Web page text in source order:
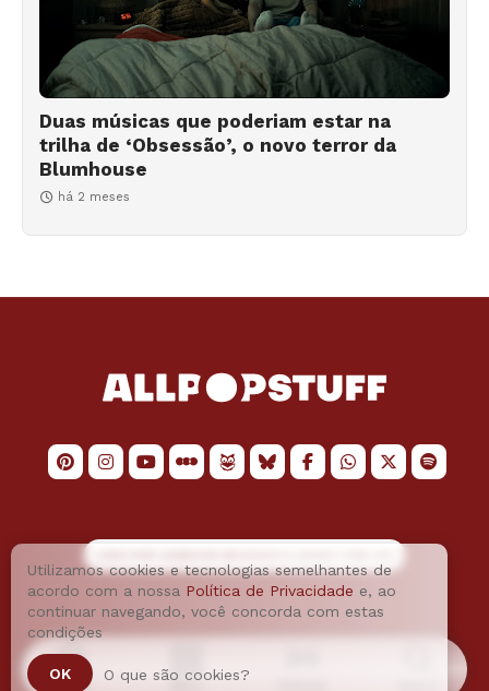
Duas músicas que poderiam estar na
trilha de ‘Obsessão’, o novo terror da
Blumhouse
há 2 meses
Utilizamos cookies e tecnologias semelhantes de
acordo com a nossa Política de Privacidade e, ao
continuar navegando, você concorda com estas
condições
OK O que são cookies?
Home